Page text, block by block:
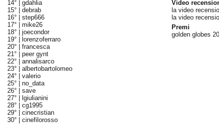
14° | gdahlia
15° | debrab
16° | step666
17° | mike26
18° | joecondor
19° |
lorenzoferraro
20° | francesca
21° | peer gynt
22° | annalisarco
23° | albertobartolomeo
24° | valerio
25° | no_data
26° | save
27° |
lgiulianini
28° | cg1995
29° | cinecristian
30° | cinefilorosso
Video
la video
la video
Premi
golden globes